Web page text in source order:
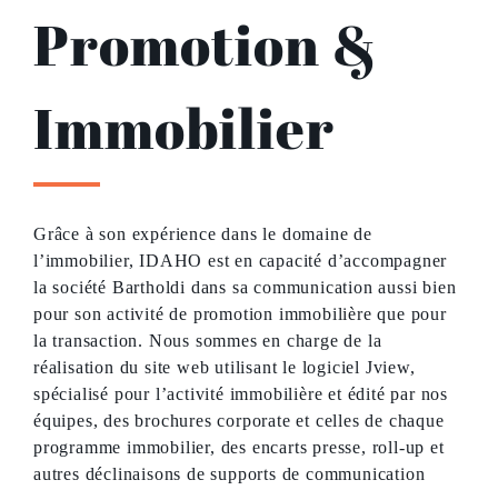
Promotion &
Immobilier
Grâce à son expérience dans le domaine de
l’immobilier, IDAHO est en capacité d’accompagner
la société Bartholdi dans sa communication aussi bien
pour son activité de promotion immobilière que pour
la transaction. Nous sommes en charge de la
réalisation du site web utilisant le logiciel Jview,
spécialisé pour l’activité immobilière et édité par nos
équipes, des brochures corporate et celles de chaque
programme immobilier, des encarts presse, roll-up et
autres déclinaisons de supports de communication